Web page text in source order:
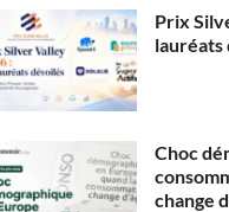
Prix
lauréats
Choc
change